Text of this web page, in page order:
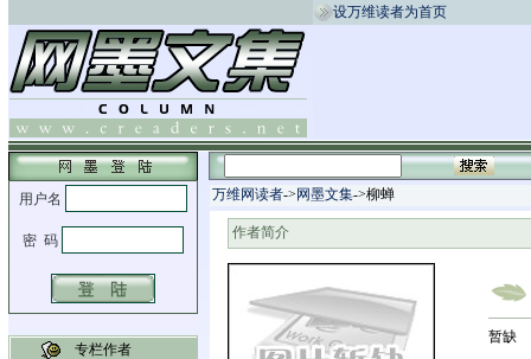
设万维读者为首页
专栏作者
万维网读者-> 网墨文集->柳蝉
作者简介
暂缺